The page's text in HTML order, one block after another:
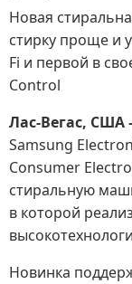
Новая
стирку проще и
Fi и первой в
Control
Лас-Вегас, США
Samsung
Consumer
стиральную
в которой
Новинка